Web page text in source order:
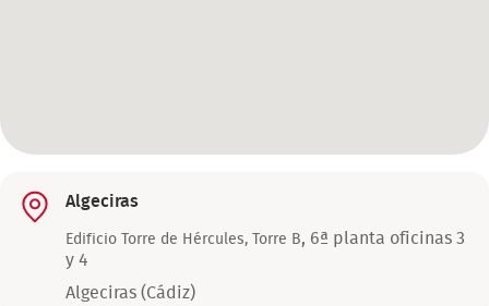
Algeciras
Edificio Torre de Hércules, Torre B, 6ª planta oficinas 3
y 4
Algeciras (Cádiz)